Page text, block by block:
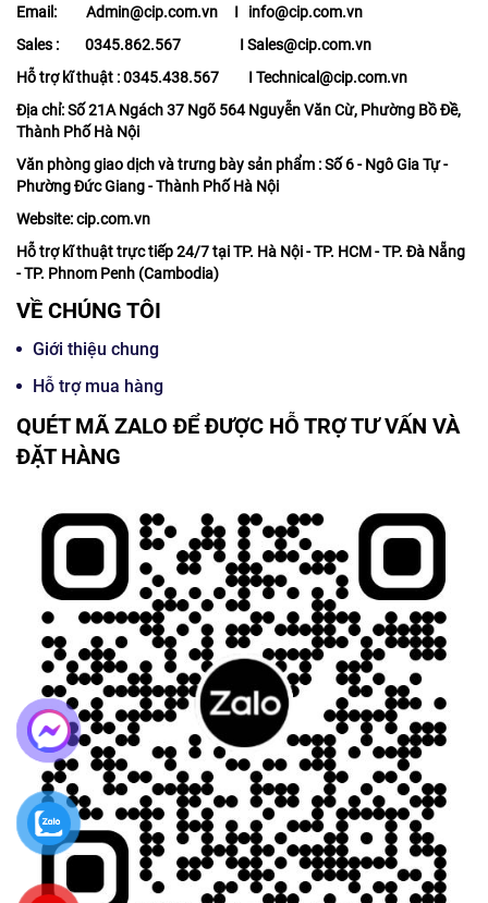
Email: Admin@cip.com.vn I info@cip.com.vn
Sales : 0345.862.567 I Sales@cip.com.vn
Hỗ trợ kĩ thuật : 0345.438.567 I Technical@cip.com.vn
Địa chỉ: Số 21A Ngách 37 Ngõ 564 Nguyễn Văn Cừ, Phường Bồ Đề,
Thành Phố Hà Nội
Văn phòng giao dịch và trưng bày sản phẩm : Số 6 - Ngô Gia Tự -
Phường Đức Giang - Thành Phố Hà Nội
Website: cip.com.vn
Hỗ trợ kĩ thuật trực tiếp 24/7 tại TP. Hà Nội - TP. HCM - TP. Đà Nẵng
- TP. Phnom Penh (Cambodia)
VỀ CHÚNG TÔI
Giới thiệu chung
Hỗ trợ mua hàng
QUÉT MÃ ZALO ĐỂ ĐƯỢC HỖ TRỢ TƯ VẤN VÀ
ĐẶT HÀNG